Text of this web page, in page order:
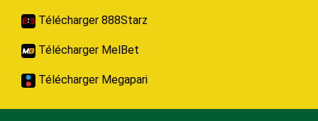
Télécharger 888Starz
Télécharger MelBet
Télécharger Megapari